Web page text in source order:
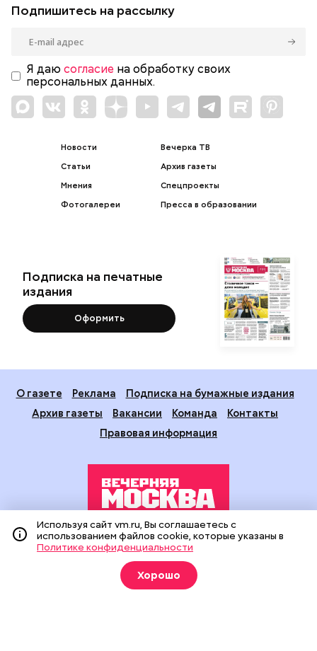
Подпишитесь на рассылку
Я даю согласие на обработку своих
персональных данных.
Новости
Статьи
Мнения
Фотогалереи
Вечерка ТВ
Архив газеты
Спецпроекты
Пресса в образовании
Подписка на печатные
издания
Оформить
О газете Реклама
Подписка на бумажные издания
Архив газеты
Вакансии Команда
Контакты
Правовая информация
Издание создано при финансовой поддержке Департамента
средств массовой информации и рекламы города Москвы.
На сайте применяются рекомендательные технологии
(информационные технологии предоставления информации
на основе сбора, систематизации и анализа сведений,
Используя сайт vm.ru, Вы соглашаетесь с
использованием файлов cookie, которые указаны в
Политике конфиденциальности
Хорошо